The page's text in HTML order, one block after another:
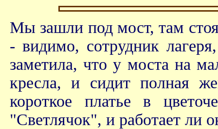
Мы зашли под мост, там
- видимо, сотрудник
заметила, что у моста на
кресла, и сидит полная
короткое платье в
"Светлячок", и работает ли